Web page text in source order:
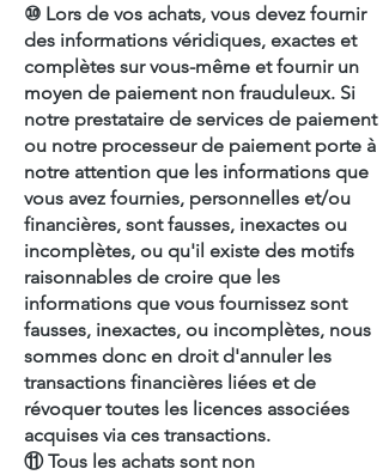
⑩ Lors de vos achats, vous devez fournir
des informations véridiques, exactes et
complètes sur vous-même et fournir un
moyen de paiement non frauduleux. Si
notre prestataire de services de paiement
ou notre processeur de paiement porte à
notre attention que les informations que
vous avez fournies, personnelles et/ou
financières, sont fausses, inexactes ou
incomplètes, ou qu'il existe des motifs
raisonnables de croire que les
informations que vous fournissez sont
fausses, inexactes, ou incomplètes, nous
sommes donc en droit d'annuler les
transactions financières liées et de
révoquer toutes les licences associées
acquises via ces transactions.
⑪ Tous les achats sont non